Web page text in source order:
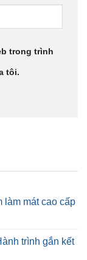
trong trình
tôi.
làm mát cao cấp
trình gắn kết